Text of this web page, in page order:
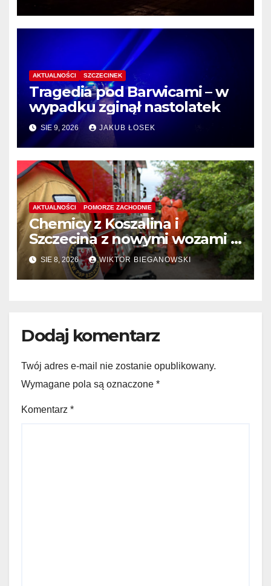
AKTUALNOŚCI SZCZECINEK
Tragedia pod Barwicami – w
wypadku zginął nastolatek
SIE 9, 2026 JAKUB ŁOSEK
AKTUALNOŚCI POMORZE ZACHODNIE
Chemicy z Koszalina i
Szczecina z nowymi wozami –
wyłoniono wykonawcę
SIE 8, 2026 WIKTOR BIEGANOWSKI
Dodaj komentarz
Twój adres e-mail nie zostanie opublikowany.
Wymagane pola są oznaczone *
Komentarz *